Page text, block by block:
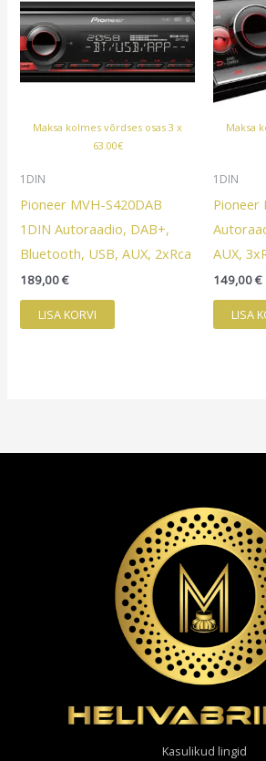
Maksa kolmes võrdses osas 3 x
63.00€
1DIN
Pioneer MVH-S420DAB
1DIN Autoraadio, DAB+,
Bluetooth, USB, AUX, 2xRca
189,00€
LISA KORVI
Maksa
1DIN
Pioneer
AUX,
149,00€
LISA
Kasulikud lingid